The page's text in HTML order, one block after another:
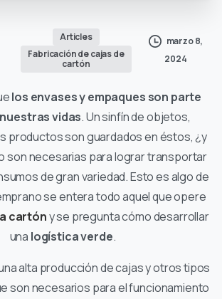
Articles
Fabricación de cajas de
cartón
marzo 8,
2024
los envases y empaques son parte
vidas. Un sinfín de objetos,
productos son guardados en éstos, ¿y
son necesarias para lograr transportar
de gran variedad. Esto es algo de
se entera todo aquel que opere
cartóny se pregunta cómo desarrollar
una logística verde.
alta producción de cajas y otros tipos
son necesarios para el funcionamiento